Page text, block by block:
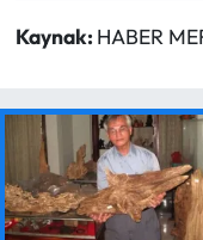
Kaynak: HABER